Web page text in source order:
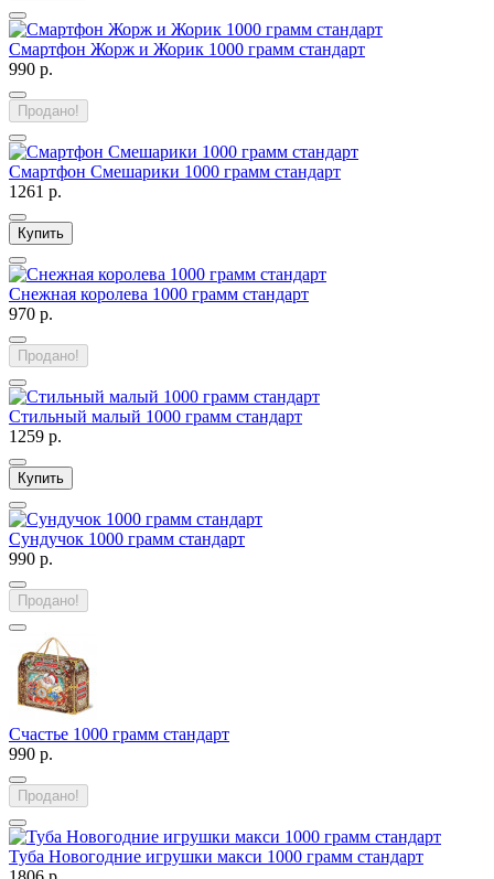
Смартфон Жорж и Жорик 1000 грамм стандарт
990 р.
Продано!
Смартфон Смешарики 1000 грамм стандарт
1261 р.
Купить
Снежная королева 1000 грамм стандарт
970 р.
Продано!
Стильный малый 1000 грамм стандарт
1259 р.
Купить
Сундучок 1000 грамм стандарт
990 р.
Продано!
Счастье 1000 грамм стандарт
990 р.
Продано!
Туба Новогодние игрушки макси 1000 грамм стандарт